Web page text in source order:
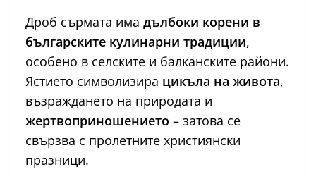
Дроб сърмата има дълбоки корени в
българските кулинарни традиции,
особено в селските и балканските райони.
Ястието символизира цикъла на живота,
възраждането на природата и
жертвоприношението – затова се
свързва с пролетните християнски
празници.